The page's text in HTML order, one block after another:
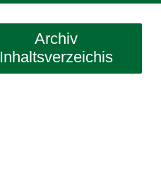
Archiv
Inhaltsverzeichis